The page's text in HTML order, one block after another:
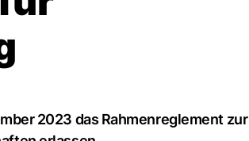
2023 das Rahmenreglement zur